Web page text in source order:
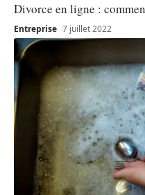
Divorce en ligne :
Entreprise 7 juillet 2022